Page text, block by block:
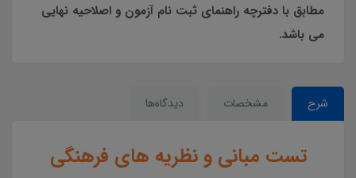
مطابق با دفترچه راهنمای ثبت نام آزمون و اصلاحیه نهایی
می باشد.
شرح مشخصات دیدگاه‌ها
تست مبانی و نظریه های فرهنگی